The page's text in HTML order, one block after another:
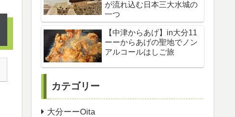
が流れ込む日本三大水城の
一つ
【中津からあげ】in大分11
ーーからあげの聖地でノン
アルコールはしご旅
カテゴリー
大分ーーOita